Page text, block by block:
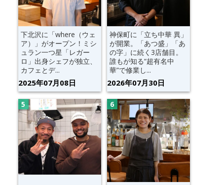
下北沢に「where（ウェ
ア）」がオープン！ミシ
ュラン一つ星「レガー
ロ」出身シェフが独立、
カフェとデ...
2025年07月08日
神保町に「立ち中華 異」
が開業。「あつ盛」「あ
の字」に続く3店舗目。
誰もが知る“超有名中
華”で修業し...
2026年07月30日